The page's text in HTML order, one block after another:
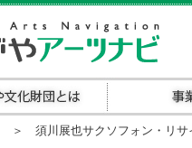
＞ 須川展也サクソフォン・リ